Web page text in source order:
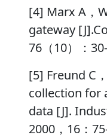
[4] Marx A，
gateway
76（10）：
[5] Freund C
collection for
data [J].
2000，16：